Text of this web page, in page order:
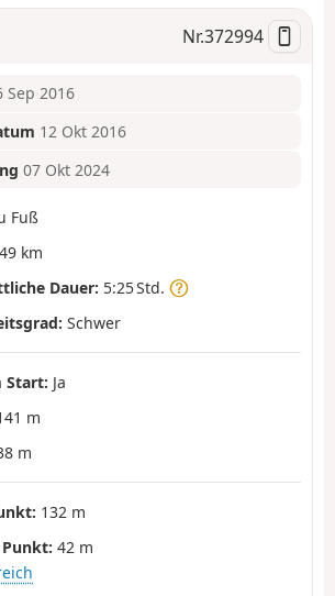
n
Nr.372994
Sep 2016
12 Okt 2016
07 Okt 2024
Fuß
km
Dauer: 5:25 Std.
Schwer
Start: Ja
m
m
132 m
42 m